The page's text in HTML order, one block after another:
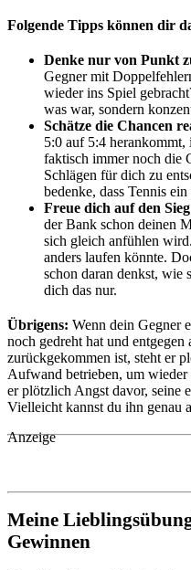
Folgende Tipps können dir
Denke nur von Punkt
Gegner mit
wieder ins Spiel
was war, sondern
Schätze die Chancen
5:0 auf 5:4 herankommt,
faktisch immer noch die
Schlägen für dich zu
bedenke, dass Tennis
Freue dich auf den
der Bank schon deinen
sich gleich anfühlen
anders laufen könnte.
schon daran denkst,
dich das nur.
Übrigens: Wenn dein Gegner
noch gedreht hat und
zurückgekommen ist, steht er
Aufwand betrieben, um wieder
er plötzlich Angst davor, seine
Vielleicht kannst du ihn genau
Anzeige
Meine
Gewinnen